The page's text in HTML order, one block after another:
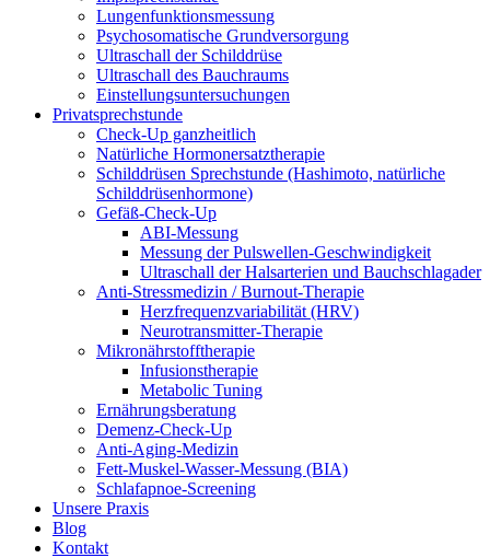
Lungenfunktionsmessung
Psychosomatische Grundversorgung
Ultraschall der Schilddrüse
Ultraschall des Bauchraums
Einstellungsuntersuchungen
Privatsprechstunde
Check-Up ganzheitlich
Natürliche Hormonersatztherapie
Schilddrüsen Sprechstunde (Hashimoto, natürliche
Schilddrüsenhormone)
Gefäß-Check-Up
ABI-Messung
Messung der Pulswellen-Geschwindigkeit
Ultraschall der Halsarterien und Bauchschlagader
Anti-Stressmedizin / Burnout-Therapie
Herzfrequenzvariabilität (HRV)
Neurotransmitter-Therapie
Mikronährstofftherapie
Infusionstherapie
Metabolic Tuning
Ernährungsberatung
Demenz-Check-Up
Anti-Aging-Medizin
Fett-Muskel-Wasser-Messung (BIA)
Schlafapnoe-Screening
Unsere Praxis
Blog
Kontakt